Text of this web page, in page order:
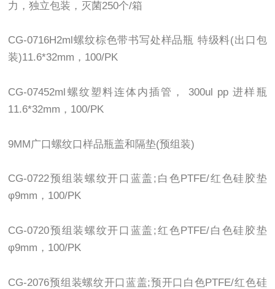
力，独立包装，灭菌250个/箱
CG-0716H2ml螺纹棕色带书写处样品瓶 特级料(出口包
装)11.6*32mm，100/PK
CG-07452ml螺纹塑料连体内插管， 300ul pp 进样瓶
11.6*32mm，100/PK
9MM广口螺纹口样品瓶盖和隔垫(预组装)
CG-0722预组装螺纹开口蓝盖;白色PTFE/红色硅胶垫
φ9mm，100/PK
CG-0720预组装螺纹开口蓝盖;红色PTFE/白色硅胶垫
φ9mm，100/PK
CG-2076预组装螺纹开口蓝盖;预开口白色PTFE/红色硅